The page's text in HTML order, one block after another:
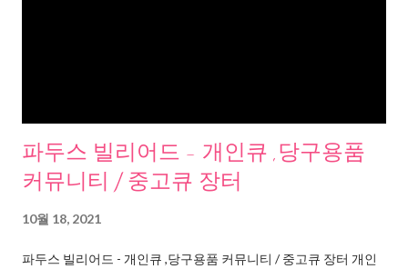
파두스 빌리어드 - 개인큐 ,당구용품
커뮤니티 / 중고큐 장터
10월 18, 2021
파두스 빌리어드 - 개인큐 ,당구용품 커뮤니티 / 중고큐 장터 개인